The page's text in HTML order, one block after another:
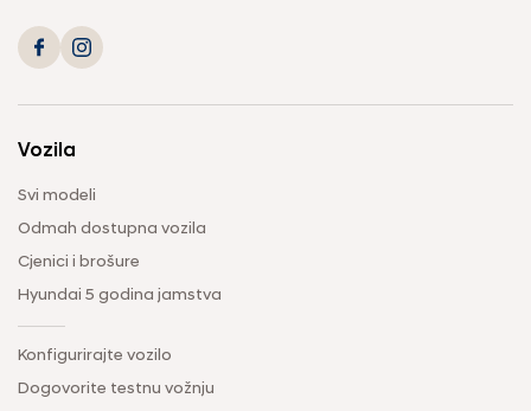
Vozila
Svi modeli
Odmah dostupna vozila
Cjenici i brošure
Hyundai 5 godina jamstva
Konfigurirajte vozilo
Dogovorite testnu vožnju